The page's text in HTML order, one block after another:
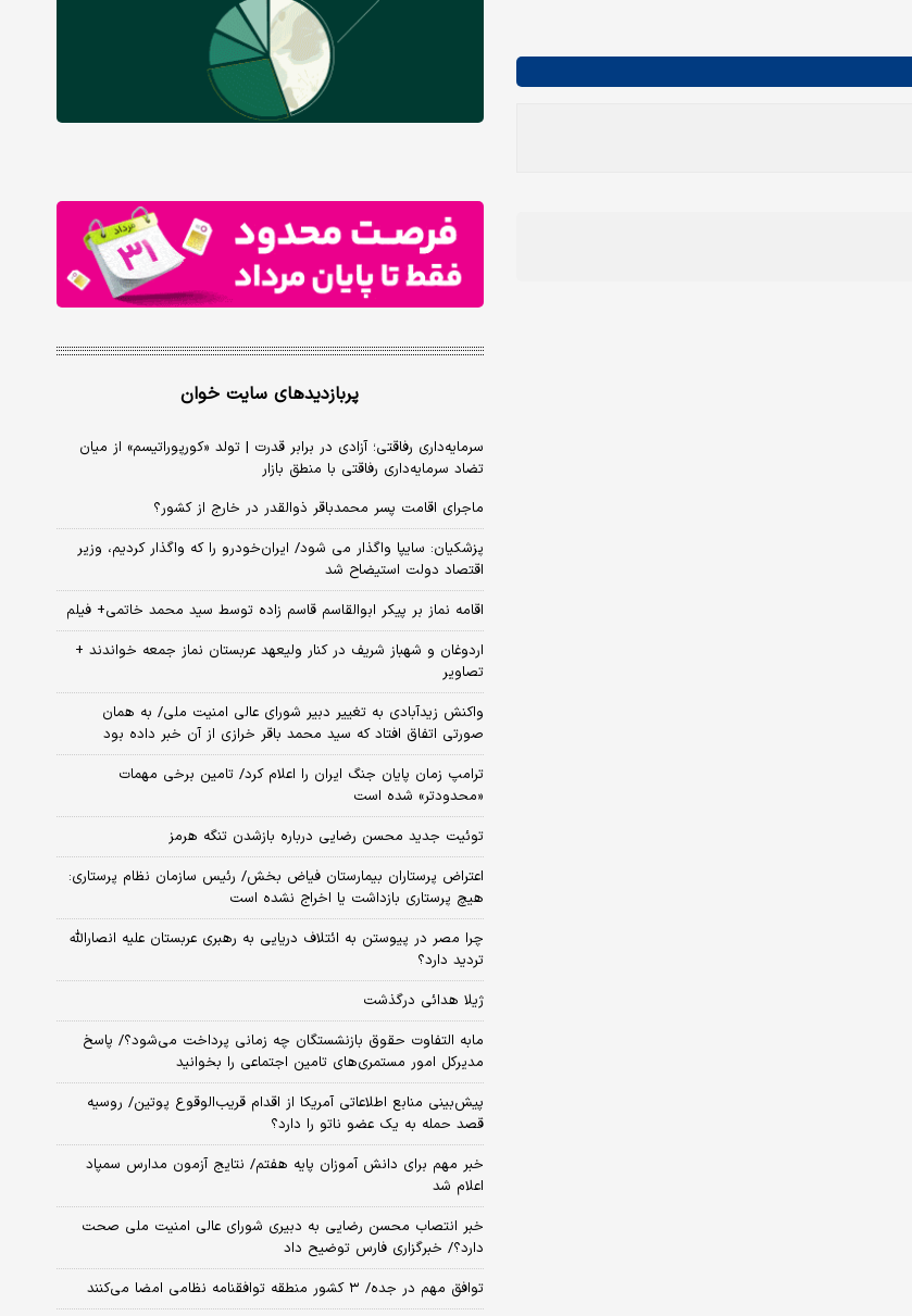
پربازدیدهای سایت خوان
سرمایه‌داری رفاقتی؛ آزادی در برابر قدرت | تولد «کورپوراتیسم» از میان
تضاد سرمایه‌داری رفاقتی با منطق بازار
ماجرای اقامت پسر محمدباقر ذوالقدر در خارج از کشور؟
پزشکیان: سایپا واگذار می شود/ ایران‌خودرو را که واگذار کردیم، وزیر
اقتصاد دولت استیضاح شد
اقامه نماز بر پیکر ابوالقاسم قاسم زاده توسط سید محمد خاتمی+ فیلم
اردوغان و شهباز شریف در کنار ولیعهد عربستان نماز جمعه خواندند +
تصاویر
واکنش زیدآبادی به تغییر دبیر شورای عالی امنیت ملی/ به همان
صورتی اتفاق افتاد که سید محمد باقر خرازی از آن خبر داده بود
ترامپ زمان پایان جنگ ایران را اعلام کرد/ تامین برخی مهمات
«محدودتر» شده است
توئیت جدید محسن رضایی درباره بازشدن تنگه هرمز
اعتراض پرستاران بیمارستان فیاض بخش/ رئیس سازمان نظام پرستاری:
هیچ پرستاری بازداشت یا اخراج نشده است
چرا مصر در پیوستن به ائتلاف دریایی به رهبری عربستان علیه انصارالله
تردید دارد؟
ژیلا هدائی درگذشت
مابه التفاوت حقوق بازنشستگان چه زمانی پرداخت می‌شود؟/ پاسخ
مدیرکل امور مستمری‌های تامین اجتماعی را بخوانید
پیش‌بینی منابع اطلاعاتی آمریکا از اقدام قریب‌الوقوع پوتین/ روسیه
قصد حمله به یک عضو ناتو را دارد؟
خبر مهم برای دانش آموزان پایه هفتم/ نتایج آزمون مدارس سمپاد
اعلام شد
خبر انتصاب محسن رضایی به دبیری شورای عالی امنیت ملی صحت
دارد؟/ خبرگزاری فارس توضیح داد
توافق مهم در جده/ ۳ کشور منطقه توافقنامه نظامی امضا می‌کنند